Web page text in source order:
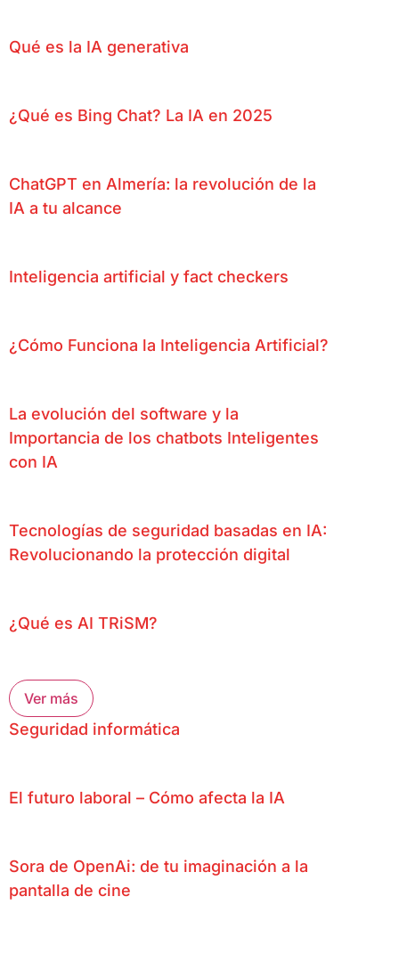
Qué es la IA generativa
¿Qué es Bing Chat? La IA en 2025
ChatGPT en Almería: la revolución de la
IA a tu alcance
Inteligencia artificial y fact checkers
¿Cómo Funciona la Inteligencia Artificial?
La evolución del software y la
Importancia de los chatbots Inteligentes
con IA
Tecnologías de seguridad basadas en IA:
Revolucionando la protección digital
¿Qué es AI TRiSM?
Ver más
Seguridad informática
El futuro laboral – Cómo afecta la IA
Sora de OpenAi: de tu imaginación a la
pantalla de cine